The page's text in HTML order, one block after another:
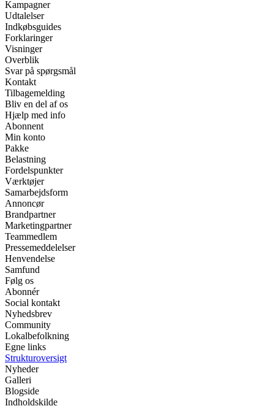
Kampagner
Udtalelser
Indkøbsguides
Forklaringer
Visninger
Overblik
Svar på spørgsmål
Kontakt
Tilbagemelding
Bliv en del af os
Hjælp med info
Abonnent
Min konto
Pakke
Belastning
Fordelspunkter
Værktøjer
Samarbejdsform
Annoncør
Brandpartner
Marketingpartner
Teammedlem
Pressemeddelelser
Henvendelse
Samfund
Følg os
Abonnér
Social kontakt
Nyhedsbrev
Community
Lokalbefolkning
Egne links
Strukturoversigt
Nyheder
Galleri
Blogside
Indholdskilde